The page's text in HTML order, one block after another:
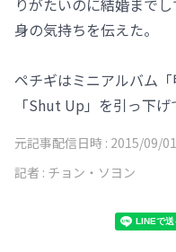
りがたいのに結婚まで
身の気持ちを伝えた。
ペチギはミニアルバム
「Shut Up」を引っ下げ
元記事配信日時 : 2015/09/
記者 : チョン・ソヨン